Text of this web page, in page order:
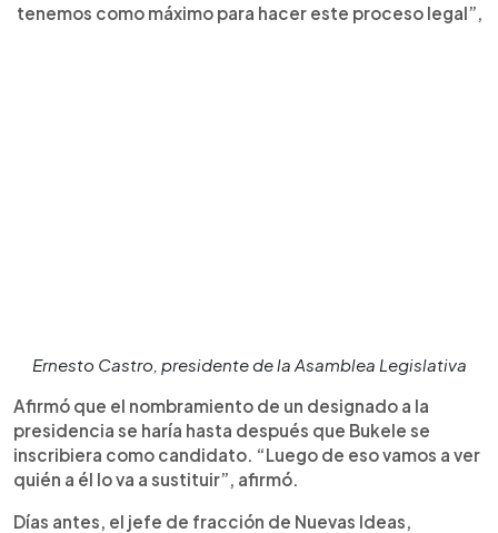
tenemos como máximo para hacer este proceso legal”,
Ernesto Castro, presidente de la Asamblea Legislativa
Afirmó que el nombramiento de un designado a la
presidencia se haría hasta después que Bukele se
inscribiera como candidato. “Luego de eso vamos a ver
quién a él lo va a sustituir”, afirmó.
Días antes, el jefe de fracción de Nuevas Ideas,